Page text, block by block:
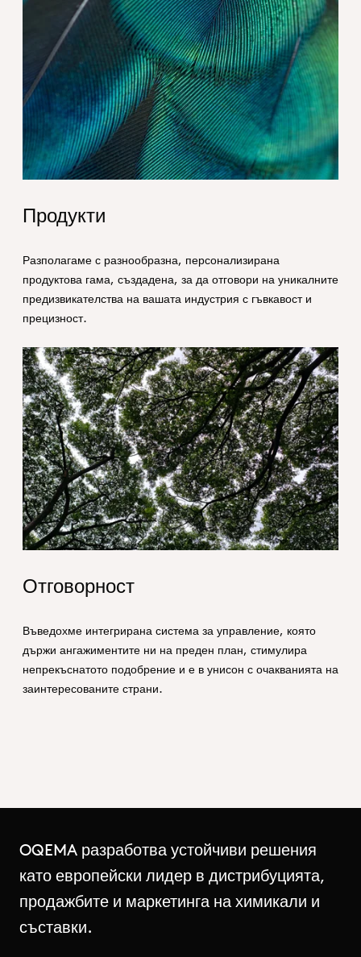
Hero_Our products
Продукти
Разполагаме с разнообразна, персонализирана
продуктова гама, създадена, за да отговори на уникалните
предизвикателства на вашата индустрия с гъвкавост и
прецизност.
Hero Responsibility
Отговорност
Въведохме интегрирана система за управление, която
държи ангажиментите ни на преден план, стимулира
непрекъснатото подобрение и е в унисон с очакванията на
заинтересованите страни.
OQEMA разработва устойчиви решения
като европейски лидер в дистрибуцията,
продажбите и маркетинга на химикали и
съставки.